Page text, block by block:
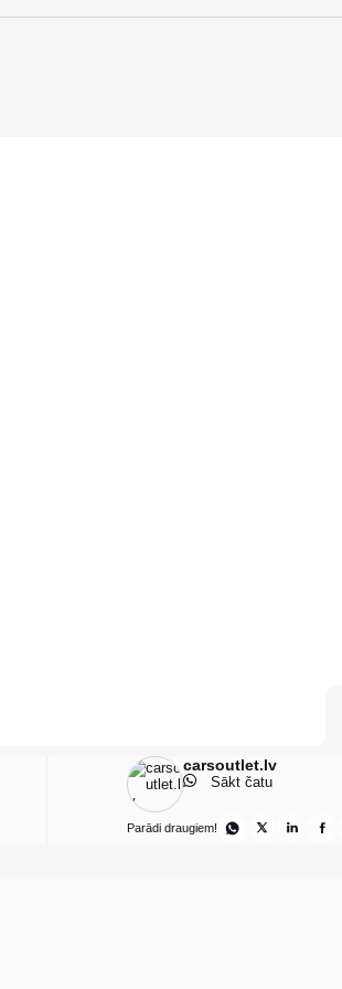
carsoutlet.lv
Sākt čatu
Parādi draugiem!